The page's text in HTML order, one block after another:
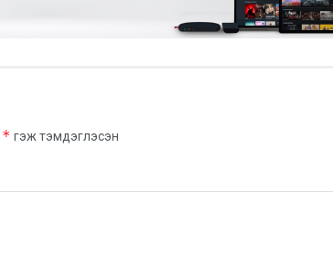
* гэж тэмдэглэсэн